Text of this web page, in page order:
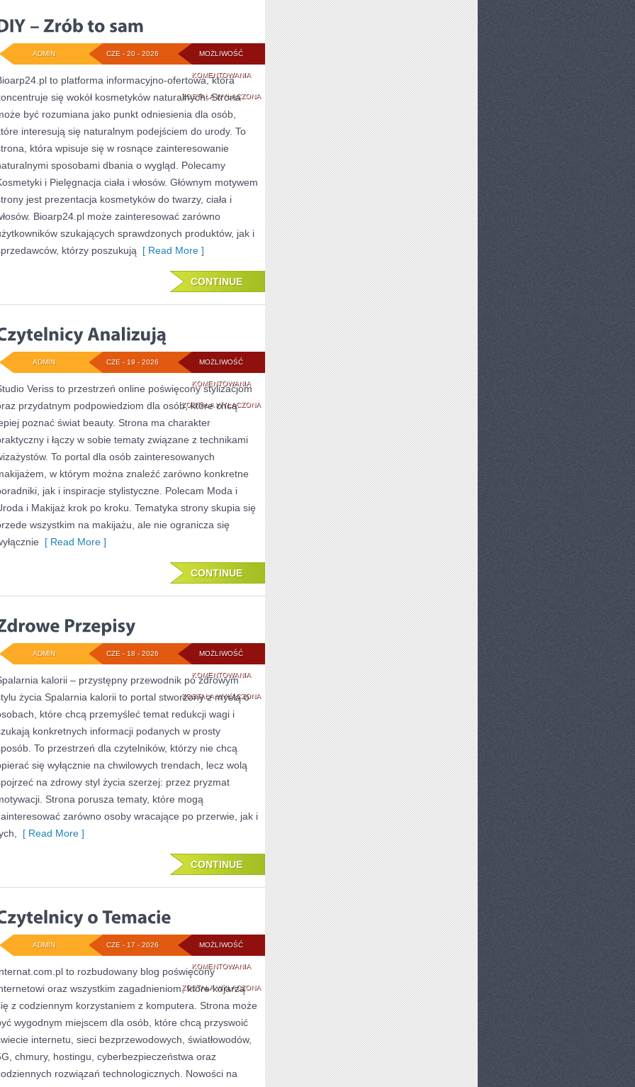
MOŻLIWOŚĆ
KOMENTOWANIADIY
–
ZRÓB
SAM
ZOSTAŁA WYŁĄCZONA
CZE - 20 - 2026
ADMIN
to platforma informacyjno-ofertowa, która
się wokół kosmetyków naturalnych. Strona
być rozumiana jako punkt odniesienia dla osób,
interesują się naturalnym podejściem do urody. To
która wpisuje się w rosnące zainteresowanie
sposobami dbania o wygląd. Polecamy
i Pielęgnacja ciała i włosów. Głównym motywem
jest prezentacja kosmetyków do twarzy, ciała i
Bioarp24.pl może zainteresować zarówno
szukających sprawdzonych produktów, jak i
którzy poszukują [ Read More ]
CONTINUE
MOŻLIWOŚĆ
KOMENTOWANIACZYTELNICY
ANALIZUJĄ
ZOSTAŁA WYŁĄCZONA
CZE - 19 - 2026
ADMIN
Veriss to przestrzeń online poświęcony stylizacjom
przydatnym podpowiedziom dla osób, które chcą
poznać świat beauty. Strona ma charakter
i łączy w sobie tematy związane z technikami
To portal dla osób zainteresowanych
w którym można znaleźć zarówno konkretne
jak i inspiracje stylistyczne. Polecam Moda i
i Makijaż krok po kroku. Tematyka strony skupia się
wszystkim na makijażu, ale nie ogranicza się
[ Read More ]
CONTINUE
MOŻLIWOŚĆ
KOMENTOWANIAZDROWE
PRZEPISY
ZOSTAŁA WYŁĄCZONA
CZE - 18 - 2026
ADMIN
kalorii – przystępny przewodnik po zdrowym
życia Spalarnia kalorii to portal stworzony z myślą o
które chcą przemyśleć temat redukcji wagi i
konkretnych informacji podanych w prosty
To przestrzeń dla czytelników, którzy nie chcą
się wyłącznie na chwilowych trendach, lecz wolą
na zdrowy styl życia szerzej: przez pryzmat
Strona porusza tematy, które mogą
zarówno osoby wracające po przerwie, jak i
[ Read More ]
CONTINUE
MOŻLIWOŚĆ
KOMENTOWANIACZYTELNICY
O
TEMACIE
ZOSTAŁA WYŁĄCZONA
CZE - 17 - 2026
ADMIN
to rozbudowany blog poświęcony
oraz wszystkim zagadnieniom, które kojarzą
z codziennym korzystaniem z komputera. Strona może
wygodnym miejscem dla osób, które chcą przyswoić
internetu, sieci bezprzewodowych, światłowodów,
chmury, hostingu, cyberbezpieczeństwa oraz
rozwiązań technologicznych. Nowości na